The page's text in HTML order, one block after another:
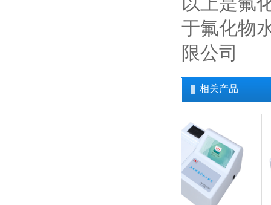
于氟化物
限公司
相关产品